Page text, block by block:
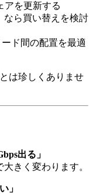
アを更新する
なら買い替えを検討
ド間の配置を最適
は珍しくありませ
出る」
きく変わります。
」